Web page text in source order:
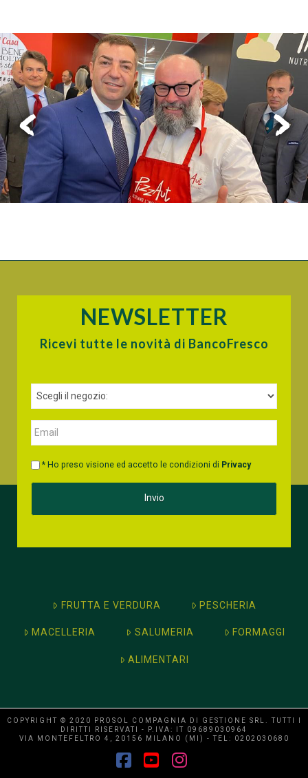
NEWSLETTER
Ricevi tutte le novità di BancoFresco
* Ho preso visione ed accetto le condizioni di Privacy
FRUTTA E VERDURA PESCHERIA
MACELLERIA SALUMERIA FORMAGGI
ALIMENTARI
COPYRIGHT © 2020 PROSOL COMPAGNIA DI GESTIONE SRL. TUTTI I
DIRITTI RISERVATI - P.IVA: IT 09689030964
VIA MONTEFELTRO 4, 20156 MILANO (MI) - TEL: 0202030680